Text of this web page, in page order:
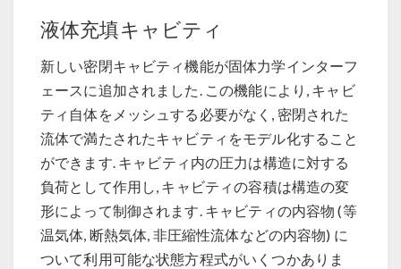
液体充填キャビティ
新しい密閉キャビティ機能が固体力学インターフ
ェースに追加されました. この機能により, キャビ
ティ自体をメッシュする必要がなく, 密閉された
流体で満たされたキャビティをモデル化すること
ができます. キャビティ内の圧力は構造に対する
負荷として作用し, キャビティの容積は構造の変
形によって制御されます. キャビティの内容物 (等
温気体, 断熱気体, 非圧縮性流体などの内容物) に
ついて利用可能な状態方程式がいくつかありま